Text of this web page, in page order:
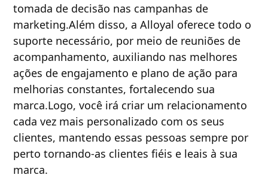
tomada de decisão nas campanhas de
marketing.Além disso, a Alloyal oferece todo o
suporte necessário, por meio de reuniões de
acompanhamento, auxiliando nas melhores
ações de engajamento e plano de ação para
melhorias constantes, fortalecendo sua
marca.Logo, você irá criar um relacionamento
cada vez mais personalizado com os seus
clientes, mantendo essas pessoas sempre por
perto tornando-as clientes fiéis e leais à sua
marca.